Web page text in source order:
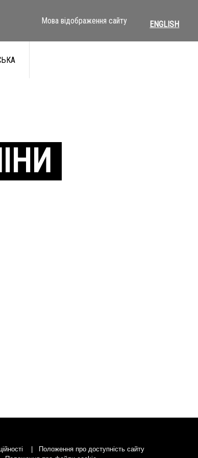
Мова відображення сайту ENGLISH
Положення про доступність сайту